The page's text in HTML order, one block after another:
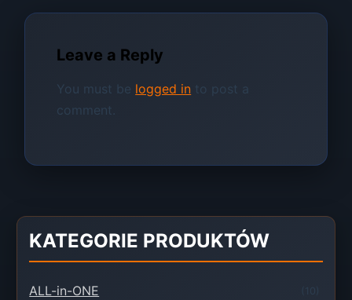
Leave a Reply
You must be logged in to post a
comment.
KATEGORIE PRODUKTÓW
ALL-in-ONE